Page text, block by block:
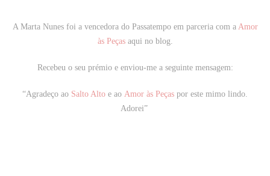
A Marta Nunes foi a vencedora do Passatempo em parceria com a Amor
às Peçasaqui no blog.
Recebeu o seu prémio e enviou-me a seguinte mensagem:
“Agradeço ao Salto Alto e ao Amor às Peças por este mimo lindo.
Adorei”